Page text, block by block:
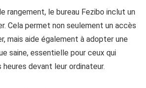
rangement, le bureau Fezibo inclut un
Cela permet non seulement un accès
mais aide également à adopter une
saine, essentielle pour ceux qui
devant leur ordinateur.